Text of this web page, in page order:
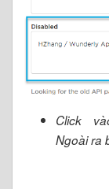
Click
Ngoài ra